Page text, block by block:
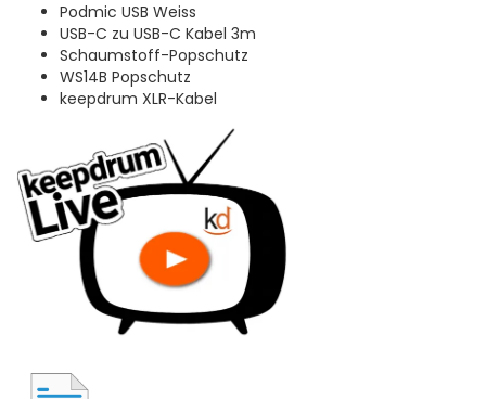
Podmic USB Weiss
USB-C zu USB-C Kabel 3m
Schaumstoff-Popschutz
WS14B Popschutz
keepdrum XLR-Kabel